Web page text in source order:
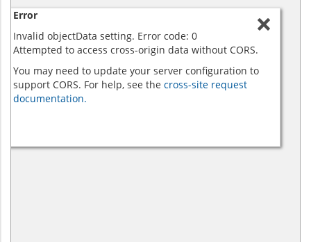
Error
Invalid objectData setting. Error code: 0
Attempted to access cross-origin data without CORS.
You may need to update your server configuration to
support CORS. For help, see the cross-site request
documentation.